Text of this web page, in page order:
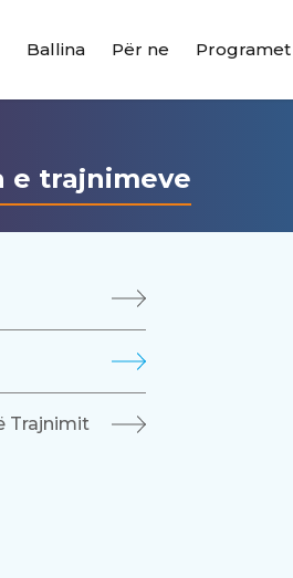
Ballina Për ne Programet
e trajnimeve
Trajnimit